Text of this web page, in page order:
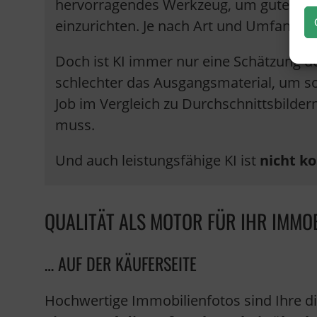
hervorragendes Werkzeug, um guten
einzurichten. Je nach Art und Umfang
Doch ist KI immer nur eine Schätzung
schlechter das Ausgangsmaterial, um
Job im Vergleich zu
muss.
Und auch leistungsfähige KI ist nicht
QUALITÄT ALS MOTOR FÜR IHR
… AUF DER KÄUFERSEITE
Hochwertige Immobilienfotos sind Ihre